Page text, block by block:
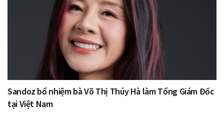
Sandoz bổ nhiệm bà Võ Thị Thúy Hà làm Tổng Giám Đốc
tại Việt Nam